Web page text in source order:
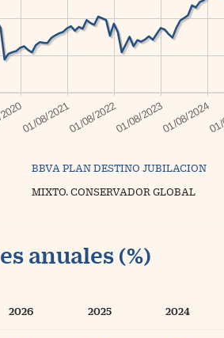
BBVA PLAN DESTINO JUBILACION
MIXTO. CONSERVADOR GLOBAL
anuales (%)
2026 2025 2024